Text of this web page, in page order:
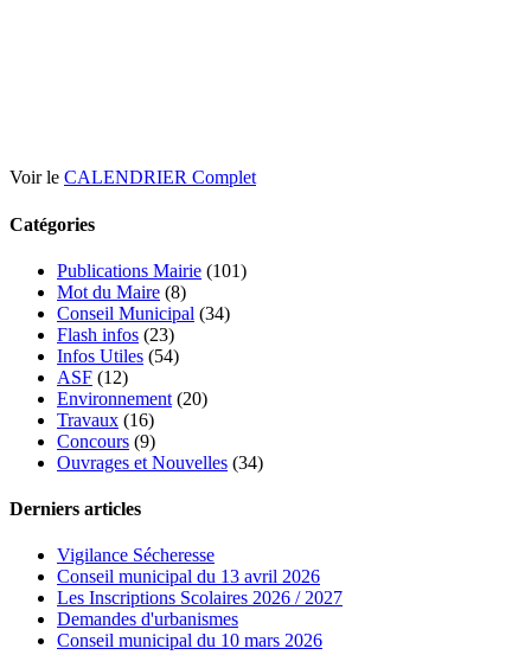
Voir le CALENDRIER Complet
Catégories
Publications Mairie (101)
Mot du Maire (8)
Conseil Municipal (34)
Flash infos (23)
Infos Utiles (54)
ASF (12)
Environnement (20)
Travaux (16)
Concours (9)
Ouvrages et Nouvelles (34)
Derniers articles
Vigilance Sécheresse
Conseil municipal du 13 avril 2026
Les Inscriptions Scolaires 2026 / 2027
Demandes d'urbanismes
Conseil municipal du 10 mars 2026